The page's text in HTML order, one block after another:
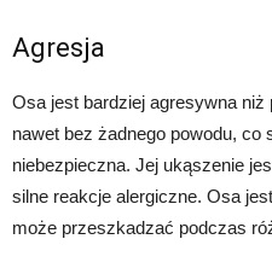
Agresja
Osa jest bardziej agresywna niż
nawet bez żadnego powodu, co
niebezpieczna. Jej ukąszenie
silne reakcje alergiczne. Osa
może przeszkadzać podczas